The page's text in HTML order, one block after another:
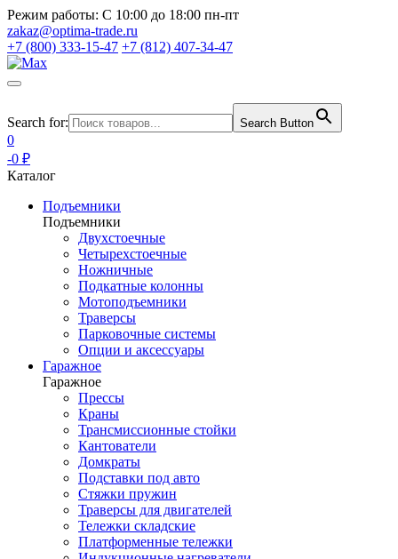
Режим работы: С 10:00 до 18:00 пн-пт
zakaz@optima-trade.ru
+7 (800) 333-15-47 +7 (812) 407-34-47
Search for: Search Button
0
-0 ₽
Каталог
Подъемники
Подъемники
Двухстоечные
Четырехстоечные
Ножничные
Подкатные колонны
Мотоподъемники
Траверсы
Парковочные системы
Опции и аксессуары
Гаражное
Гаражное
Прессы
Краны
Трансмиссионные стойки
Кантователи
Домкраты
Подставки под авто
Стяжки пружин
Траверсы для двигателей
Тележки складские
Платформенные тележки